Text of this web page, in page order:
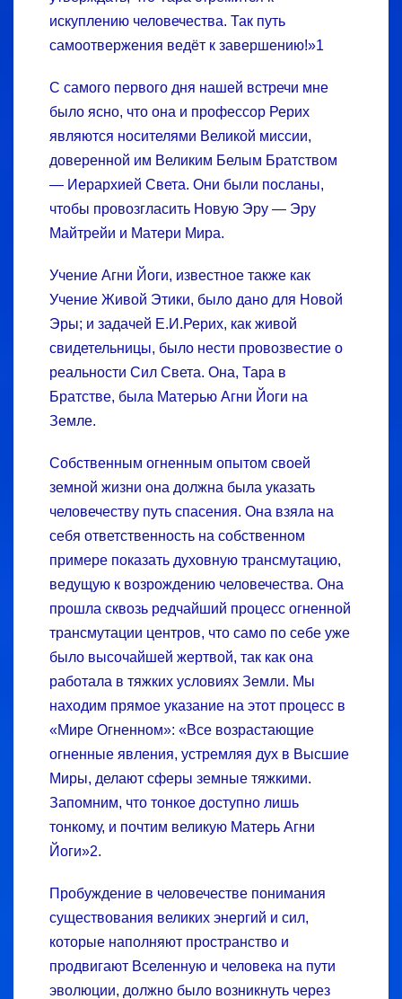
искуплению человечества. Так путь
самоотвержения ведёт к завершению!»1
С самого первого дня нашей встречи мне
было ясно, что она и профессор Рерих
являются носителями Великой миссии,
доверенной им Великим Белым Братством
— Иерархией Света. Они были посланы,
чтобы провозгласить Новую Эру — Эру
Майтрейи и Матери Мира.
Учение Агни Йоги, известное также как
Учение Живой Этики, было дано для Новой
Эры; и задачей Е.И.Рерих, как живой
свидетельницы, было нести провозвестие о
реальности Сил Света. Она, Тара в
Братстве, была Матерью Агни Йоги на
Земле.
Собственным огненным опытом своей
земной жизни она должна была указать
человечеству путь спасения. Она взяла на
себя ответственность на собственном
примере показать духовную трансмутацию,
ведущую к возрождению человечества. Она
прошла сквозь редчайший процесс огненной
трансмутации центров, что само по себе уже
было высочайшей жерт­вой, так как она
работала в тяжких условиях Земли. Мы
находим прямое указание на этот процесс в
«Мире Огненном»: «Все возрастающие
огненные явления, устремляя дух в Высшие
Миры, делают сферы земные тяжкими.
Запомним, что тонкое доступно лишь
тонкому, и почтим великую Матерь Агни
Йоги»2.
Пробуждение в человечестве понимания
существования великих энергий и сил,
которые наполняют пространство и
продвигают Вселенную и человека на пу­ти
эволюции, должно было возникнуть через